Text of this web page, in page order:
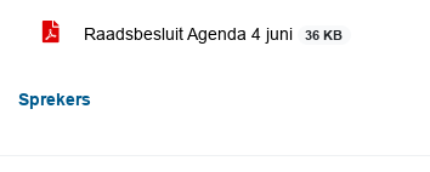
Raadsbesluit Agenda 4 juni 36 KB
Sprekers